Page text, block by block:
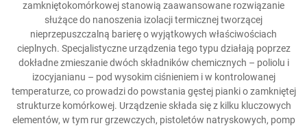
zamkniętokomórkowej stanowią zaawansowane rozwiązanie
służące do nanoszenia izolacji termicznej tworzącej
nieprzepuszczalną barierę o wyjątkowych właściwościach
cieplnych. Specjalistyczne urządzenia tego typu działają poprzez
dokładne zmieszanie dwóch składników chemicznych – poliolu i
izocyjanianu – pod wysokim ciśnieniem i w kontrolowanej
temperaturze, co prowadzi do powstania gęstej pianki o zamkniętej
strukturze komórkowej. Urządzenie składa się z kilku kluczowych
elementów, w tym rur grzewczych, pistoletów natryskowych, pomp